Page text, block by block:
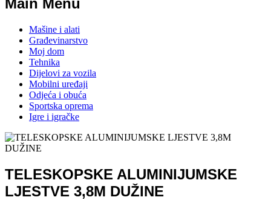
Main Menu
Mašine i alati
Građevinarstvo
Moj dom
Tehnika
Dijelovi za vozila
Mobilni uređaji
Odjeća i obuća
Sportska oprema
Igre i igračke
TELESKOPSKE ALUMINIJUMSKE
LJESTVE 3,8M DUŽINE